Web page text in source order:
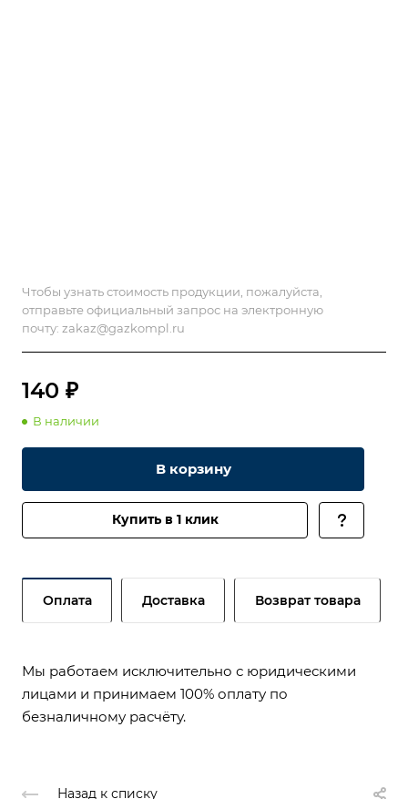
Чтобы узнать стоимость продукции, пожалуйста,
отправьте официальный запрос на электронную
почту: zakaz@gazkompl.ru
140 ₽
В наличии
В корзину
Купить в 1 клик
Оплата Доставка Возврат товара
Мы работаем исключительно с юридическими
лицами и принимаем 100% оплату по
безналичному расчёту.
Назад к списку